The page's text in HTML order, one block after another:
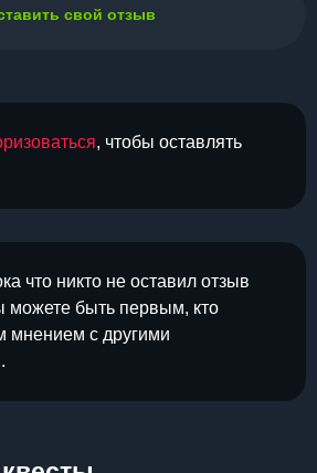
, чтобы оставлять
что никто не оставил отзыв
можете быть первым, кто
мнением с другими
свой отзыв